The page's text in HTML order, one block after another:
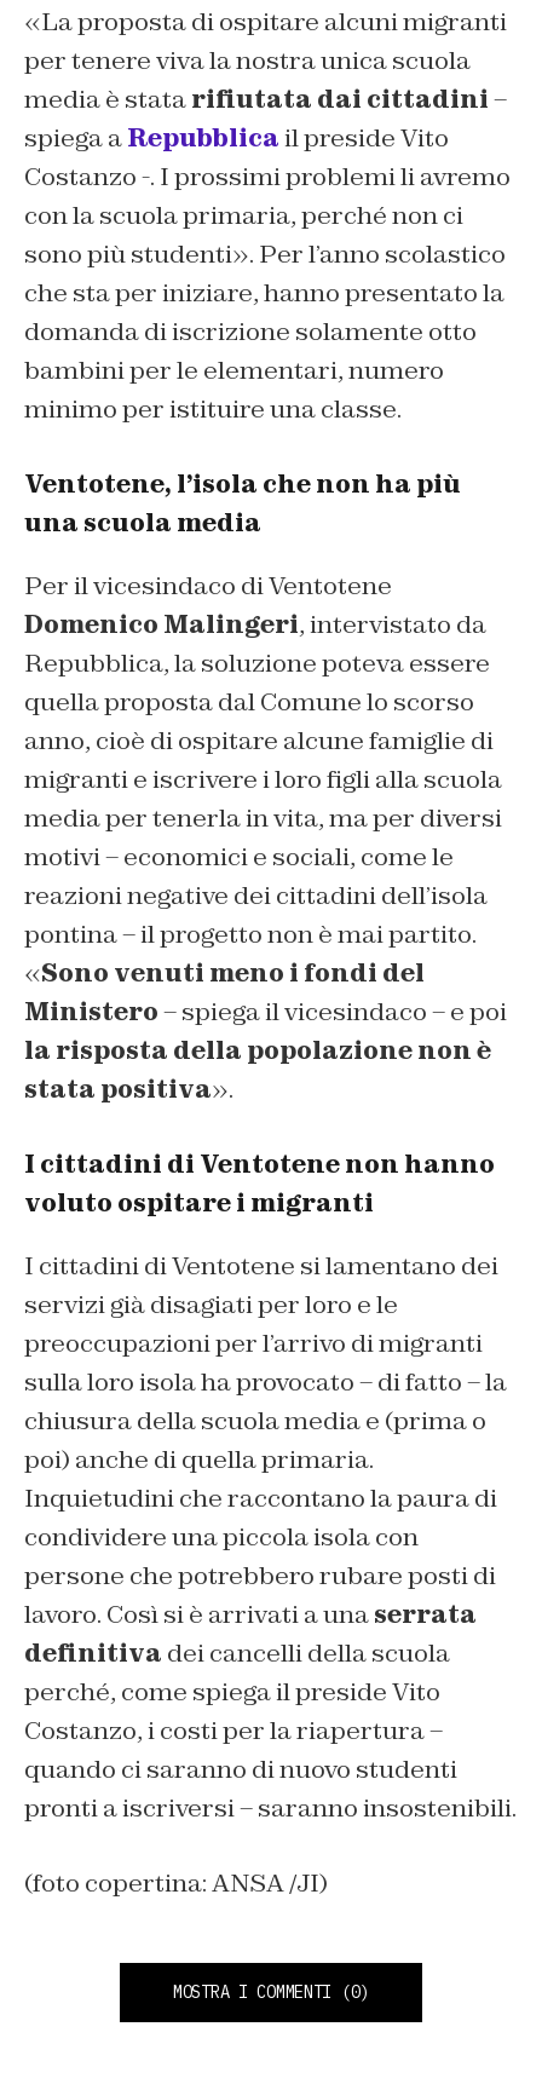
«La proposta di ospitare alcuni migranti
per tenere viva la nostra unica scuola
media è statarifiutata dai cittadini–
spiega aRepubblicail preside Vito
Costanzo -. I prossimi problemi li avremo
con la scuola primaria, perché non ci
sono più studenti». Per l’anno scolastico
che sta per iniziare, hanno presentato la
domanda di iscrizione solamente otto
bambini per le elementari, numero
minimo per istituire una classe.
Ventotene, l’isola che non ha più
una scuola media
Per il vicesindaco di Ventotene
Domenico Malingeri, intervistato da
Repubblica,la soluzione poteva essere
quella proposta dal Comune lo scorso
anno, cioè di ospitare alcune famiglie di
migranti e iscrivere i loro figli alla scuola
media per tenerla in vita, ma per diversi
motivi – economici e sociali, come le
reazioni negative dei cittadini dell’isola
pontina – il progetto non è mai partito.
«Sono venuti meno i fondi del
Ministero– spiega il vicesindaco – e poi
la risposta della popolazione non è
stata positiva».
I cittadini di Ventotene non hanno
voluto ospitare i migranti
I cittadini di Ventotene si lamentano dei
servizi già disagiati per loro e le
preoccupazioni per l’arrivo di migranti
sulla loro isola ha provocato – di fatto – la
chiusura della scuola media e (prima o
poi) anche di quella primaria.
Inquietudini che raccontano la paura di
condividere una piccola isola con
persone che potrebbero rubare posti di
lavoro. Così si è arrivati a unaserrata
definitiva dei cancelli della scuola
perché, come spiega il preside Vito
Costanzo, i costi per la riapertura –
quando ci saranno di nuovo studenti
pronti a iscriversi – saranno insostenibili.
(foto copertina: ANSA /JI)
MOSTRA I COMMENTI (0)